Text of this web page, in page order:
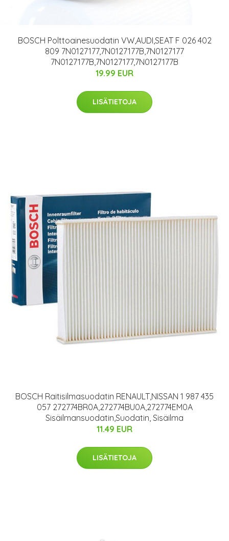
BOSCH Polttoainesuodatin VW,AUDI,SEAT F 026 402
809 7N0127177,7N0127177B,7N0127177
7N0127177B,7N0127177,7N0127177B
19.99 EUR
LISÄTIETOJA
BOSCH Raitisilmasuodatin RENAULT,NISSAN 1 987 435
057 272774BR0A,272774BU0A,272774EM0A
Sisäilmansuodatin,Suodatin, Sisäilma
11.49 EUR
LISÄTIETOJA